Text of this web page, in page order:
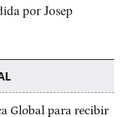
por Josep
Global para recibir